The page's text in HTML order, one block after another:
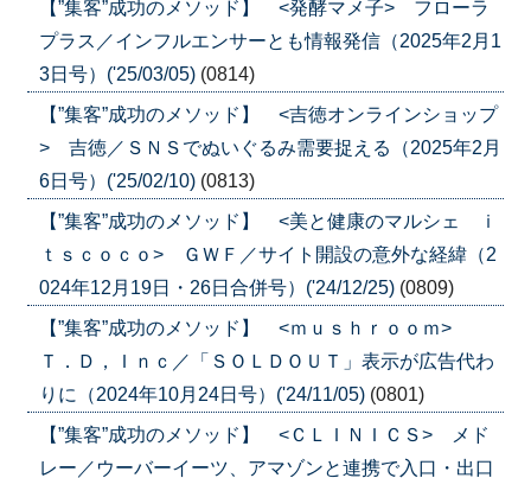
【”集客”成功のメソッド】 <発酵マメ子> フローラ
プラス／インフルエンサーとも情報発信（2025年2月1
3日号）('25/03/05) (0814)
【”集客”成功のメソッド】 <吉徳オンラインショップ
> 吉徳／ＳＮＳでぬいぐるみ需要捉える（2025年2月
6日号）('25/02/10) (0813)
【”集客”成功のメソッド】 <美と健康のマルシェ ｉ
ｔｓｃｏｃｏ> ＧＷＦ／サイト開設の意外な経緯（2
024年12月19日・26日合併号）('24/12/25) (0809)
【”集客”成功のメソッド】 <ｍｕｓｈｒｏｏｍ>
Ｔ．Ｄ，Ｉｎｃ／「ＳＯＬＤＯＵＴ」表示が広告代わ
りに（2024年10月24日号）('24/11/05) (0801)
【”集客”成功のメソッド】 <ＣＬＩＮＩＣＳ> メド
レー／ウーバーイーツ、アマゾンと連携で入口・出口